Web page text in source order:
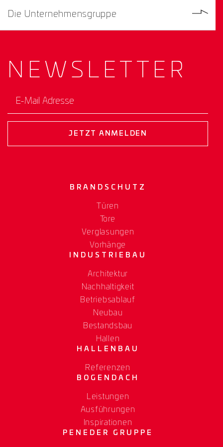
Die Unternehmensgruppe
NEWS­ LETTER
E-Mail Adresse
JETZT ANMELDEN
BRANDSCHUTZ
Türen
Tore
Verglasungen
Vorhänge
INDUSTRIEBAU
Architektur
Nachhaltigkeit
Betriebsablauf
Neubau
Bestandsbau
Hallen
HALLENBAU
Referenzen
BOGENDACH
Leistungen
Ausführungen
Inspirationen
PENEDER GRUPPE